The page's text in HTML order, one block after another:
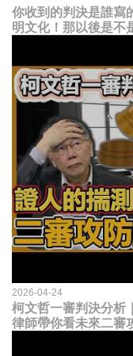
你收到的判決是誰寫
明文化！那以後是不
2026-04-24
柯文哲一審判決分析
律師帶你看未來二審